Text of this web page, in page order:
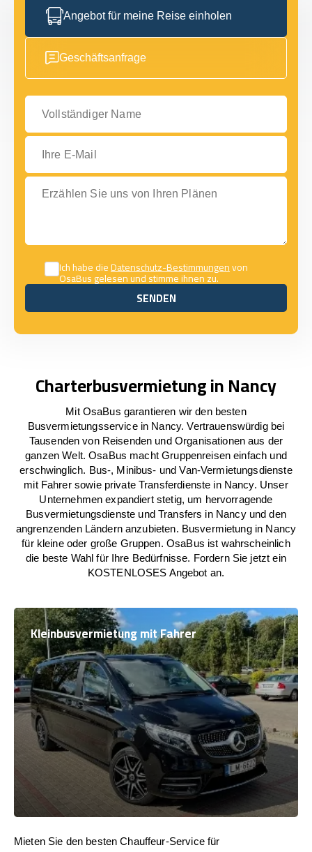
Angebot für meine Reise einholen
Geschäftsanfrage
Vollständiger Name
Ihre E-Mail
Erzählen Sie uns von Ihren Plänen
Ich habe dieDatenschutz-Bestimmungenvon
OsaBus gelesen und stimme ihnen zu.
SENDEN
SENDEN
Charterbusvermietung in Nancy
Mit OsaBus garantieren wir den besten
Busvermietungsservice in Nancy. Vertrauenswürdig bei
Tausenden von Reisenden und Organisationen aus der
ganzen Welt. OsaBus macht Gruppenreisen einfach und
erschwinglich. Bus-, Minibus- und Van-Vermietungsdienste
mit Fahrer sowie private Transferdienste in Nancy. Unser
Unternehmen expandiert stetig, um hervorragende
Busvermietungsdienste und Transfers in Nancy und den
angrenzenden Ländern anzubieten. Busvermietung in Nancy
für kleine oder große Gruppen. OsaBus ist wahrscheinlich
die beste Wahl für Ihre Bedürfnisse. Fordern Sie jetzt ein
KOSTENLOSES Angebot an.
Kleinbusvermietung mit Fahrer
Mieten Sie den besten Chauffeur-Service für